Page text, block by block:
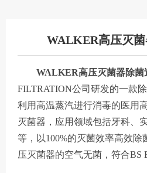
WALKER高压灭
WALKER高压灭菌器除菌
FILTRATION公司研发的一款
利用高温蒸汽进行消毒的医用
灭菌器，应用领域包括牙科、
等，以100%的灭菌效率高效除
压灭菌器的空气无菌，符合BS